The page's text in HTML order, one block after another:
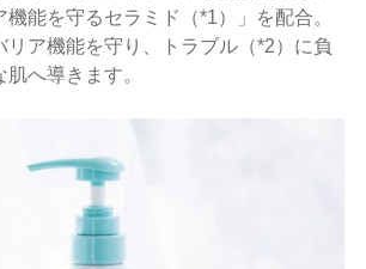
能を守るセラミド（*1）」を配合。
リア機能を守り、トラブル（*2）に負
へ導きます。